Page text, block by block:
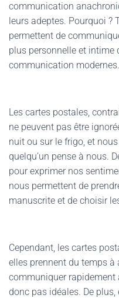
communication
leurs adeptes. Pourquoi ?
permettent de
plus personnelle et intime
communication modernes.
Les cartes postales,
ne peuvent pas être
nuit ou sur le frigo, et
quelqu’un pense à nous.
pour exprimer nos
nous permettent de
manuscrite et de choisir
Cependant, les cartes
elles prennent du temps à
communiquer rapidement
donc pas idéales. De